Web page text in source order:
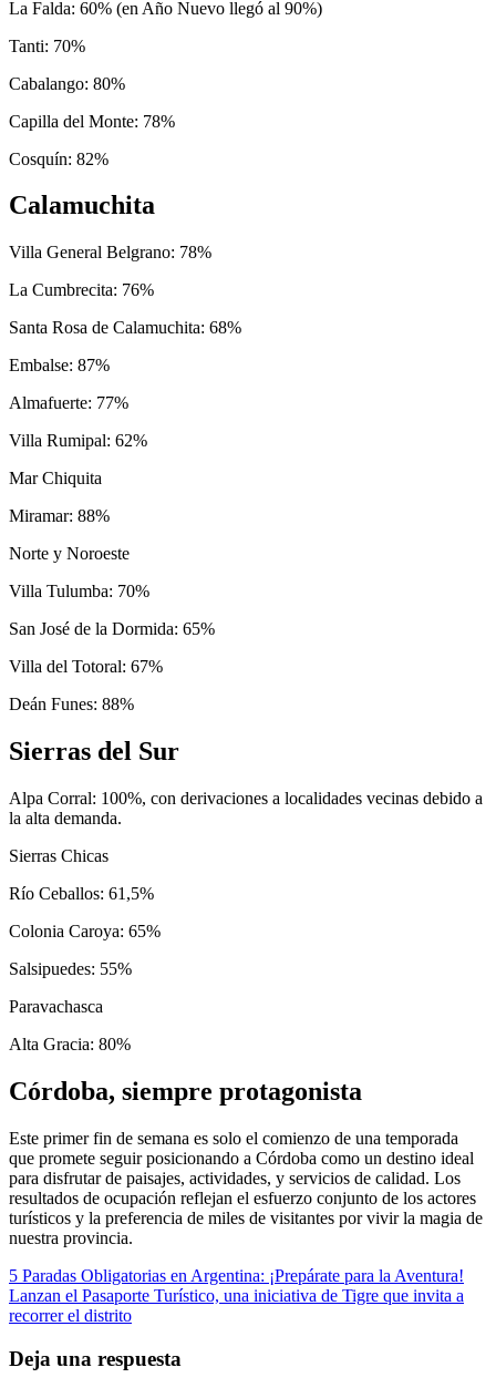
La Falda: 60% (en Año Nuevo llegó al 90%)
Tanti: 70%
Cabalango: 80%
Capilla del Monte: 78%
Cosquín: 82%
Calamuchita
Villa General Belgrano: 78%
La Cumbrecita: 76%
Santa Rosa de Calamuchita: 68%
Embalse: 87%
Almafuerte: 77%
Villa Rumipal: 62%
Mar Chiquita
Miramar: 88%
Norte y Noroeste
Villa Tulumba: 70%
San José de la Dormida: 65%
Villa del Totoral: 67%
Deán Funes: 88%
Sierras del Sur
Alpa Corral: 100%, con derivaciones a localidades vecinas debido a
la alta demanda.
Sierras Chicas
Río Ceballos: 61,5%
Colonia Caroya: 65%
Salsipuedes: 55%
Paravachasca
Alta Gracia: 80%
Córdoba, siempre protagonista
Este primer fin de semana es solo el comienzo de una temporada
que promete seguir posicionando a Córdoba como un destino ideal
para disfrutar de paisajes, actividades, y servicios de calidad. Los
resultados de ocupación reflejan el esfuerzo conjunto de los actores
turísticos y la preferencia de miles de visitantes por vivir la magia de
nuestra provincia.
Navegación
de
5 Paradas Obligatorias en Argentina: ¡Prepárate para la Aventura!
Lanzan el Pasaporte Turístico, una iniciativa de Tigre que invita a
recorrer el distrito
Deja una respuesta